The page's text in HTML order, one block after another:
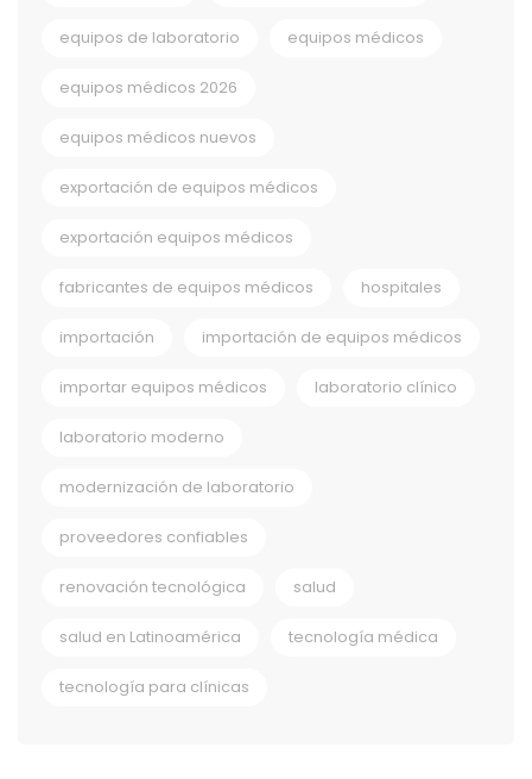
equipos de laboratorio equipos médicos
equipos médicos 2026
equipos médicos nuevos
exportación de equipos médicos
exportación equipos médicos
fabricantes de equipos médicos hospitales
importación importación de equipos médicos
importar equipos médicos laboratorio clínico
laboratorio moderno
modernización de laboratorio
proveedores confiables
renovación tecnológica salud
salud en Latinoamérica tecnología médica
tecnología para clínicas